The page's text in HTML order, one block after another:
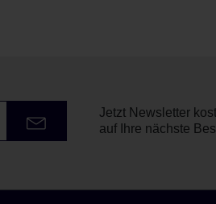
Jetzt Newsletter
auf Ihre nächste